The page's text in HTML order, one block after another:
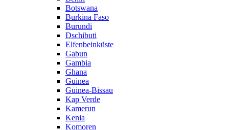
Botswana
Burkina Faso
Burundi
Dschibuti
Elfenbeinküste
Gabun
Gambia
Ghana
Guinea
Guinea-Bissau
Kap Verde
Kamerun
Kenia
Komoren